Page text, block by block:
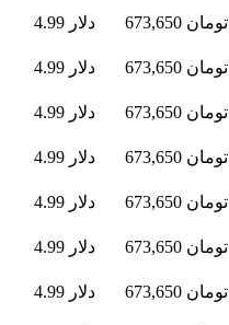
4.99 دلار 673,650 تومان
4.99 دلار 673,650 تومان
4.99 دلار 673,650 تومان
4.99 دلار 673,650 تومان
4.99 دلار 673,650 تومان
4.99 دلار 673,650 تومان
4.99 دلار 673,650 تومان